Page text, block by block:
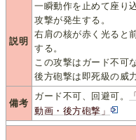
説明
一瞬動作を止めて座り
攻撃が発生する。
右肩の核が赤く光ると
する。
この攻撃はガード不可
後方砲撃は即死級の威
備考
ガード不可、回避可。
動画・後方砲撃」